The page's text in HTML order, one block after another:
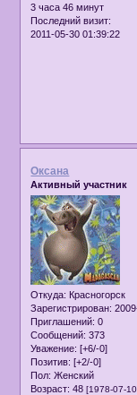
3 часа 46 минут
Последний визит:
2011-05-30 01:39:22
Оксана
Активный участник
Откуда: Красногорск
Зарегистрирован:
Приглашений: 0
Сообщений: 373
Уважение: [+6/-0]
Позитив: [+2/-0]
Пол: Женский
Возраст: 48[1978-07-